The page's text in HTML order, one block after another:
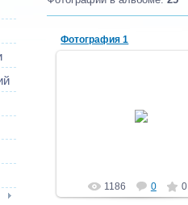
Фотография 1
1186 0